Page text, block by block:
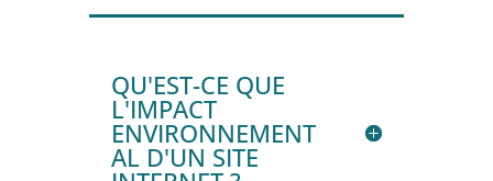
QU'EST-CE QUE
L'IMPACT
ENVIRONNEMENT
AL D'UN SITE